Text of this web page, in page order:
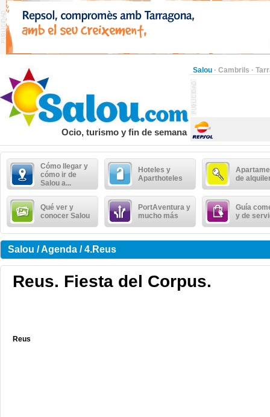
Salou · Cambrils ·
Ocio, turismo y fin de semana
Cómo llegar y
cómo ir de
Salou a...
Hoteles y
Aparthoteles
de
Qué ver y
conocer Salou
PortAventura y
mucho más
Guía
y de
Salou / Agenda / 4.Reus
Reus. Fiesta del Corpus.
Reus